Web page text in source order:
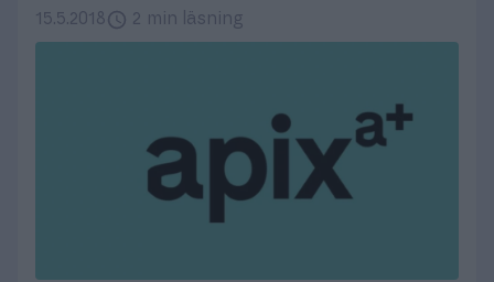
Om oss
Logga in
15.5.2018 2 min läsning